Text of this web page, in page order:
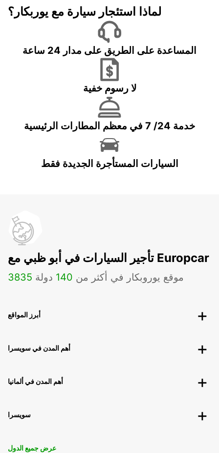
لماذا استئجار سيارة مع يوربكار؟
المساعدة على الطريق على مدار 24 ساعة
لا رسوم خفية
خدمة 24/ 7 في معظم المطارات الرئيسية
السيارات المستأجرة الجديدة فقط
تأجير السيارات في أبو ظبي مع Europcar
3835 موقع يوروبكار في أكثر من 140 دولة
أبرز المواقع
أهم المدن في سويسرا
أهم المدن في ألمانيا
سويسرا
عرض جميع الدول